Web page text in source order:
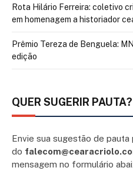
Rota Hilário Ferreira: coletivo
em homenagem a historiador
Prêmio Tereza de Benguela:
edição
QUER SUGERIR PAUTA?
Envie sua sugestão de
do
mensagem no formulário